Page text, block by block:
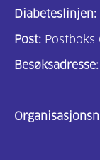
(195)
Diabeteslinjen:
Post: Postboks
Besøksadresse: